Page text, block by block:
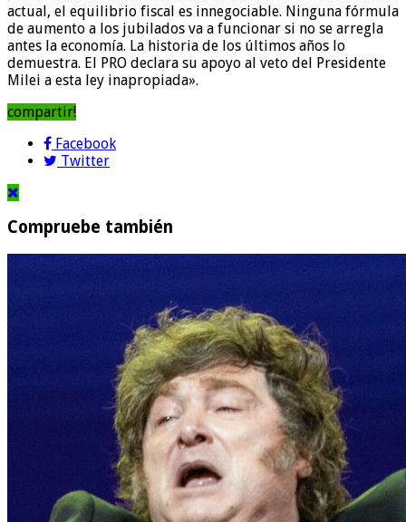
actual, el equilibrio fiscal es innegociable. Ninguna fórmula
de aumento a los jubilados va a funcionar si no se arregla
antes la economía. La historia de los últimos años lo
demuestra. El PRO declara su apoyo al veto del Presidente
Milei a esta ley inapropiada».
compartir!
Facebook
Twitter
Compruebe también